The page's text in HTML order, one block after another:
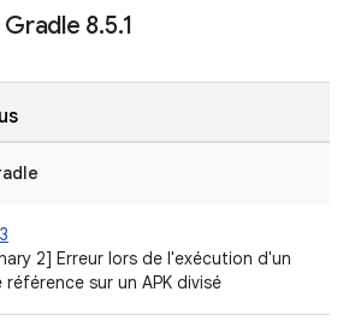
8.5.1
2] Erreur lors de l'exécution d'un
sur un APK divisé